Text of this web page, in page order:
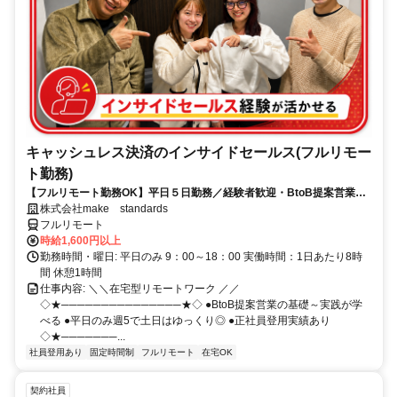
キャッシュレス決済のインサイドセールス(フルリモー
ト勤務)
【フルリモート勤務OK】平日５日勤務／経験者歓迎・BtoB提案営業で
スキルアップ
株式会社make standards
フルリモート
時給1,600円以上
勤務時間・曜日: 平日のみ 9：00～18：00 実働時間：1日あたり8時
間 休憩1時間
仕事内容: ＼＼在宅型リモートワーク ／／
◇★───────────────★◇ ●BtoB提案営業の基礎～実践が学
べる ●平日のみ週5で土日はゆっくり◎ ●正社員登用実績あり
◇★───────...
社員登用あり 固定時間制 フルリモート 在宅OK
契約社員